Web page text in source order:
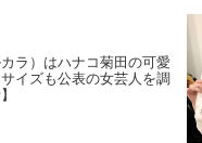
ラ）はハナコ菊田の可愛
イズも公表の女芸人を調